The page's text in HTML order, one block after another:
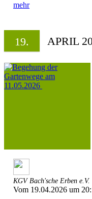
mehr
19. APRIL
KGV Bach'sche Erben e.V.
Vom 19.04.2026 um